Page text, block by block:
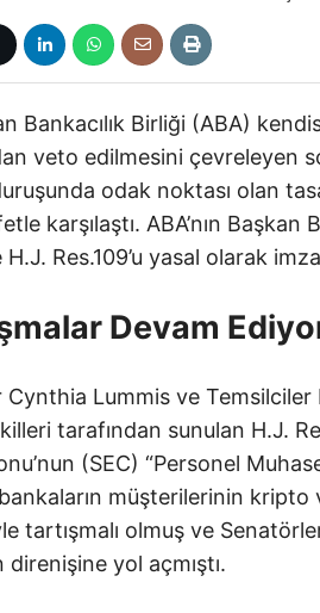
Bankacılık Birliği (ABA)
veto edilmesini çevreleyen
odak noktası olan
karşılaştı. ABA’nın
Res.109’u yasal olarak
Devam
Cynthia Lummis ve
tarafından sunulan H.J.
(SEC) “Personel
müşterilerinin kripto
tartışmalı olmuş ve
direnişine yol açmıştı.